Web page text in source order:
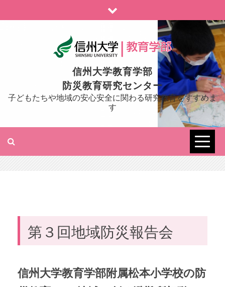
to
信州大学教育学部
防災教育研究センター
子どもたちや地域の安心安全に関わる研究教育をすすめま
す
第３回地域防災報告会
信州大学教育学部附属松本小学校の防